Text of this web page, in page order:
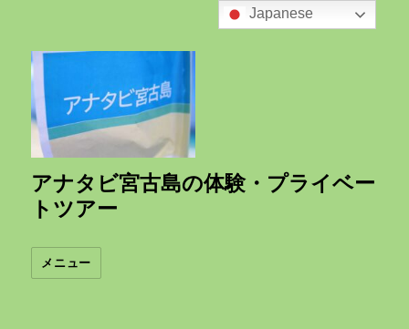
アナタビ宮古島の体験・プライベー
トツアー
メニュー
Japanese